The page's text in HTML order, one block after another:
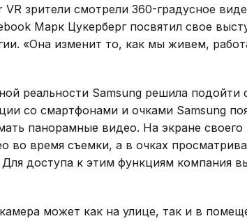
VR зрители смотрели 360-градусное
Марк Цукерберг посвятил свое
«Она изменит то, как мы живем,
реальности Samsung решила подойти
со смартфонами и очками Samsung
панорамные видео. На экране своего
во время съемки, а в очках
доступа к этим функциям компания
может как на улице, так и в